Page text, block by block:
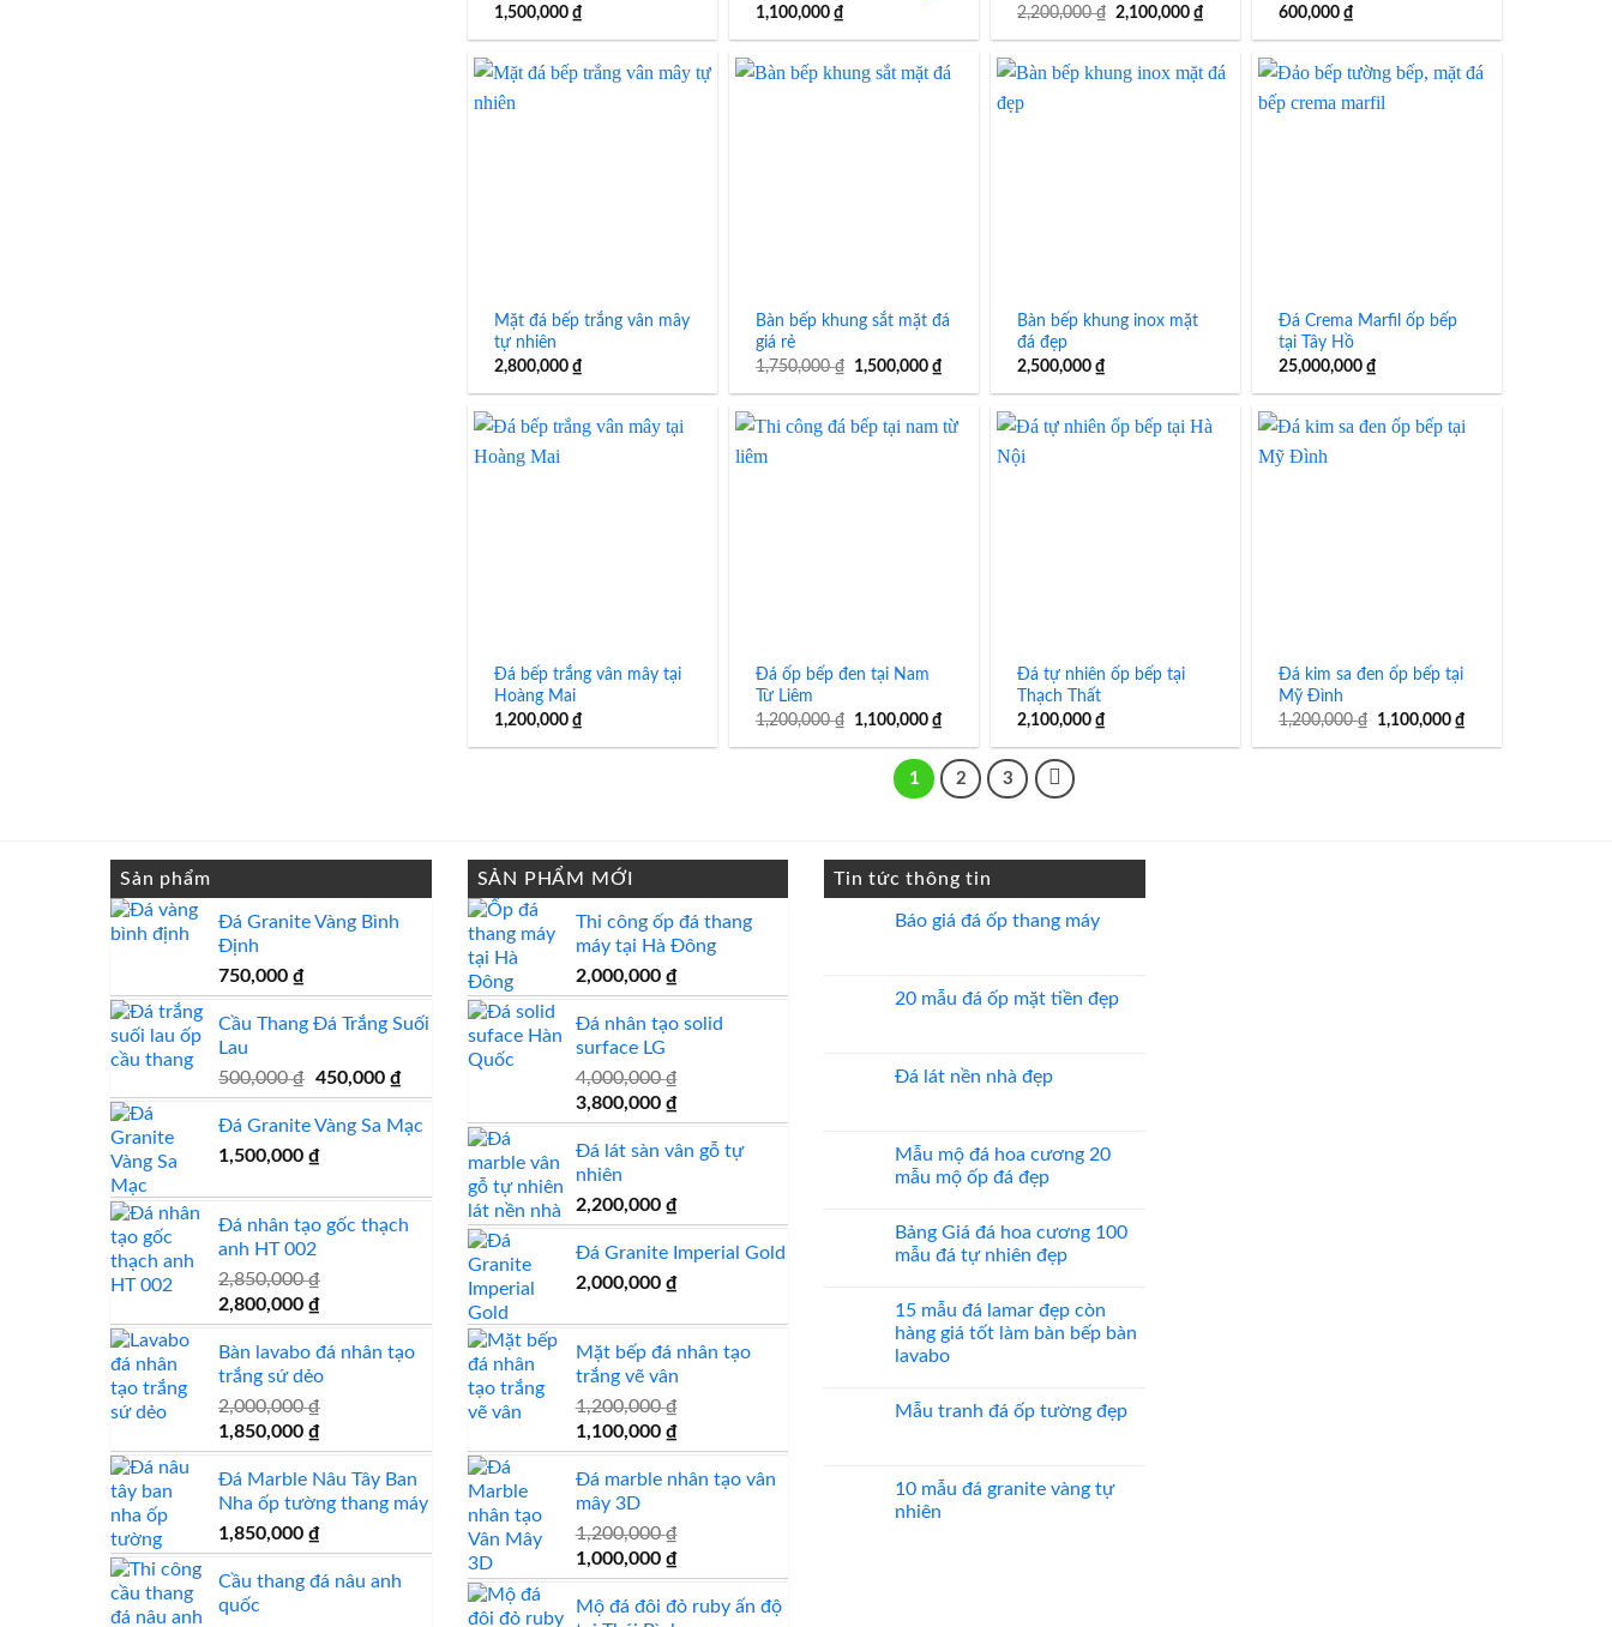
1,500,000 ₫
1,100,000 ₫
2,200,000₫ Giá
là:
2,100,000₫
tại
2,100,000 ₫.
600,000₫
Mặt đá bếp trắng vân mây
tự nhiên
2,800,000 ₫
Bàn bếp khung sắt mặt đá
giá rẻ
1,750,000₫
Giá
là:
1,750,000 ₫.
1,500,000₫
tại
là:
1,500,000 ₫.
Bàn bếp khung inox mặt
đá đẹp
2,500,000₫
Đá Crema Marfil ốp bếp
tại Tây Hồ
25,000,000₫
Đá bếp trắng vân mây tại
Hoàng Mai
1,200,000 ₫
Đá ốp bếp đen tại Nam
Từ Liêm
1,200,000₫
Giá
là:
1,200,000 ₫.
1,100,000₫
tại
là:
1,100,000 ₫.
Đá tự nhiên ốp bếp tại
Thạch Thất
2,100,000₫
Đá kim sa đen ốp bếp tại
Mỹ Đình
1,200,000₫ Giá
là:
1,100,000₫
tại
1 2 3
Sản phẩm
Đá Granite Vàng Bình
Định
750,000 ₫
Cầu Thang Đá Trắng Suối
Lau
500,000₫ Giá
gốc
là:
500,000 ₫.
450,000 ₫Giá
hiện
tại
450,000 ₫.
Đá Granite Vàng Sa Mạc
1,500,000 ₫
Đá nhân tạo gốc thạch
anh HT 002
2,850,000₫
Giá
gốc
là:
2,850,000 ₫.
2,800,000 ₫Giá
hiện
tại
là:
2,800,000 ₫.
Bàn lavabo đá nhân tạo
trắng sứ dẻo
2,000,000₫
Giá
gốc
là:
2,000,000 ₫.
1,850,000 ₫Giá
hiện
tại
là:
1,850,000 ₫.
Đá Marble Nâu Tây Ban
Nha ốp tường thang máy
1,850,000 ₫
Cầu thang đá nâu anh
quốc
SẢN PHẨM MỚI
Thi công ốp đá thang
máy tại Hà Đông
2,000,000 ₫
Đá nhân tạo solid
surface LG
4,000,000₫
Giá
gốc
là:
4,000,000 ₫.
3,800,000 ₫Giá
hiện
tại
3,800,000 ₫.
Đá lát sàn vân gỗ tự
nhiên
2,200,000 ₫
Đá Granite Imperial Gold
2,000,000 ₫
Mặt bếp đá nhân tạo
trắng vẽ vân
1,200,000₫
Giá
gốc
là:
1,200,000 ₫.
1,100,000 ₫Giá
hiện
tại
1,100,000 ₫.
Đá marble nhân tạo vân
mây 3D
1,200,000₫
Giá
gốc
là:
1,000,000 ₫Giá
hiện
tại
Mộ đá đôi đỏ ruby ấn độ
Tin tức thông tin
Báo giá đá ốp thang máy
luận
ở
ốp
thang
20 mẫu đá ốp mặt tiền đẹp
luận
ở
ốp
mặt
tiền
Đá lát nền nhà đẹp
luận
ở
Đá
nhà
đẹp
Mẫu mộ đá hoa cương 20
mẫu mộ ốp đá đẹp
bình
luận
ở
đá
hoa
cương
20
ốp
đá
Bảng Giá đá hoa cương 100
mẫu đá tự nhiên đẹp
bình
luận
ở
Bảng
hoa
cương
tự
nhiên
đẹp
15 mẫu đá lamar đẹp còn
hàng giá tốt làm bàn bếp bàn
lavabo
bình
đá
lamar
đẹp
Mẫu tranh đá ốp tường đẹp
luận
ở
Mẫu
10 mẫu đá granite vàng tự
nhiên